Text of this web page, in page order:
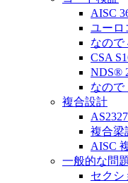
AISC
ユーロ
なので
CSA
NDS®
なので
複合設計
複合梁
AISC
一般的な問
セクシ